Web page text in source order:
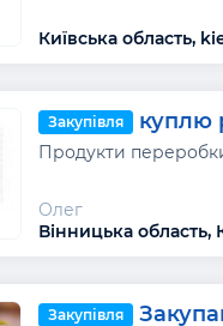
Київська область,
Закупівля куплю
Продукти
Олег
Вінницька область,
Закупівля